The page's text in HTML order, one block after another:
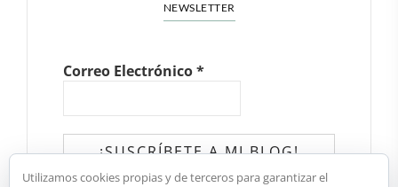
NEWSLETTER
Correo Electrónico*
Utilizamos cookies propias y de terceros para garantizar el